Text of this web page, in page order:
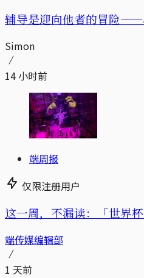
辅导是迎向他者的冒险——
Simon
14 小时前
端周报
仅限注册用户
这一周，不漏读：「世界
端传媒编辑部
1 天前